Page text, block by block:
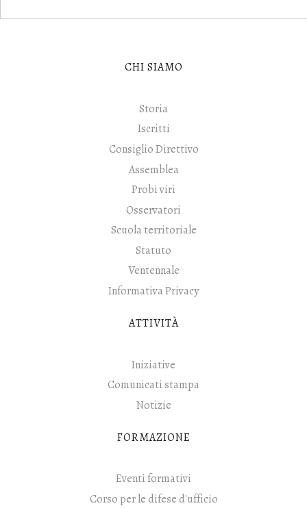
CHI SIAMO
Storia
Iscritti
Consiglio Direttivo
Assemblea
Probi viri
Osservatori
Scuola territoriale
Statuto
Ventennale
Informativa Privacy
ATTIVITÀ
Iniziative
Comunicati stampa
Notizie
FORMAZIONE
Eventi formativi
Corso per le difese d'ufficio